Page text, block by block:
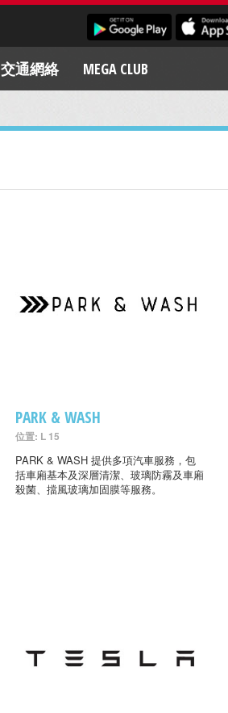
交通網絡 MEGA CLUB
PARK & WASH
位置: L 15
PARK & WASH 提供多項汽車服務，包
括車廂基本及深層清潔、玻璃防霧及車廂
殺菌、擋風玻璃加固膜等服務。